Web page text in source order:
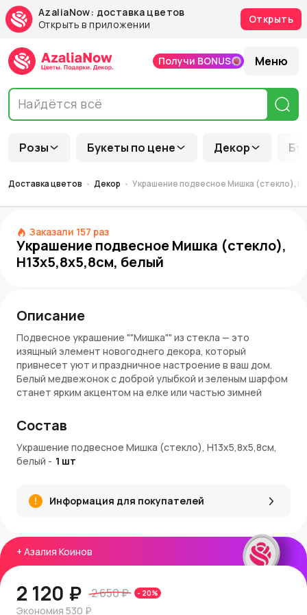
AzaliaNow: доставка цветов
Открыть в приложении
Открыть
Розы Букеты по цене Декор
Получи BONUS Меню
Доставка цветов Декор Украшение подвесное Мишка (стекло),
Заказали 157 раз
Украшение подвесное Мишка (стекло),
Н13х5,8х5,8см, белый
+ Азалия Коинов
2 120 ₽ 2 650 ₽ - 20%
Экономия 530 ₽
Описание
Подвесное украшение ""Мишка"" из стекла — это
изящный элемент новогоднего декора, который
привнесет уют и праздничное настроение в ваш дом.
Белый медвежонок с доброй улыбкой и зеленым шарфом
станет ярким акцентом на елке или частью зимней
делает его заметным и эффектным украшением.
Материалы и качество
Украшение выполнено из высококачественного стекла,
роспись добавляет уникальности каждому экземпляру,
а яркие краски и блестящие детали привлекают
Применение в декоре
""Мишка"" идеально подходит для украшения
венков. Украшение можно использовать как
самостоятельный декоративный элемент или в
Состав
Украшение подвесное Мишка (стекло), Н13х5,8х5,8см,
белый - 1 шт
Информация для покупателей